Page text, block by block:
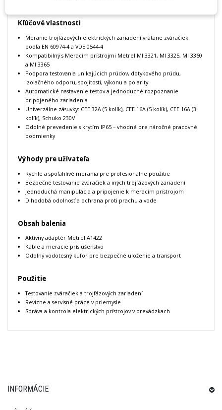
Kľúčové vlastnosti
Meranie trojfázových elektrických zariadení vrátane zváračiek
podľa EN 60974-4 a VDE 0544-4
Kompatibilný s Meracím prístrojmi Metrel MI 3321, MI 3325, MI 3360
a MI 3365
Podpora testovania unikajúcich prúdov, dotykového prúdu,
izolačného odporu, spojitosti, výkonu a polarity
Automatické nastavenie testov a jednoduché rozpoznanie
pripojeného zariadenia
Univerzálne zásuvky: CEE 32A (5-kolík), CEE 16A (5-kolík), CEE 16A (3-
kolík), Schuko 230V
Odolné prevedenie s krytím IP65 – vhodné pre náročné pracovné
podmienky
Výhody pre užívateľa
Rýchle a spoľahlivé merania pre profesionálne použitie
Bezpečné testovanie zváračiek a iných trojfázových zariadení
Jednoduchá manipulácia a pripojenie k meracím prístrojom
Dlhodobá odolnosť a ochrana proti prachu a vode
Obsah balenia
Aktívny adaptér Metrel A1422
Káble a meracie príslušenstvo
Odolný vodotesný kufor pre bezpečné uloženie a transport
Použitie
Testovanie zváračiek a trojfázových zariadení
Revízne a servisné práce v priemysle
Správa a kontrola elektrických prístrojov v prevádzkach
INFORMÁCIE